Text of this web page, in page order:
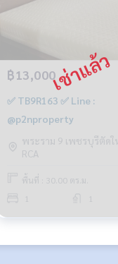
฿13,000
✅ TB9R163 ✅ Line :
@p2nproperty
พระราม 9 เพชรบุรีตัด
RCA
พื้นที่ : 30.00 ตร.ม.